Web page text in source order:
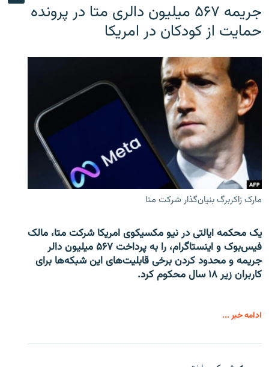
جریمه ۵۶۷ میلیون دالری متا در پرونده
حمایت از کودکان در امریکا
مارک زاکربرگ بنیان‌گذار شرکت متا
یک محکمه ایالتی در نیو مکسیکوی امریکا شرکت متا، مالک
فیس‌بوک و اینستاگرام، را به پرداخت ۵۶۷ میلیون دالر
جریمه و محدود کردن برخی قابلیت‌های این شبکه‌ها برای
کاربران زیر ۱۸ سال محکوم کرد.
ادامه خبر ...